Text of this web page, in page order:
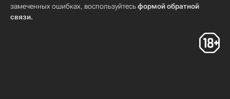
замеченных ошибках, воспользуйтесьформой обратной
связи.